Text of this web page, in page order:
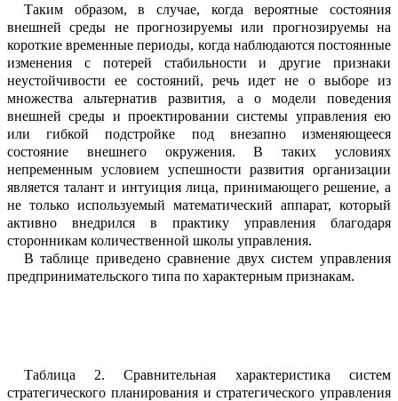
Таким образом, в случае, когда вероятные состояния
внешней среды не прогнозируемы или прогнозируемы на
короткие временные периоды, когда наблюдаются постоянные
изменения с потерей стабильности и другие признаки
неустойчивости ее состояний, речь идет не о выборе из
множества альтернатив развития, а омодели поведения
внешней среды и проектировании системы управления ею
илигибкойподстройке под внезапно изменяющееся
состояние внешнего окружения. В таких условиях
непременным условием успешностиразвития организации
является талант и интуиция лица, принимающего решение, а
не только используемый математический аппарат, который
активно внедрился в практику управления благодаря
сторонникам количественной школы управления.
В таблице приведено сравнение двух систем управления
предпринимательского типа по характерным признакам.
Таблица 2. Сравнительная характеристика систем
стратегического планирования и стратегического управления